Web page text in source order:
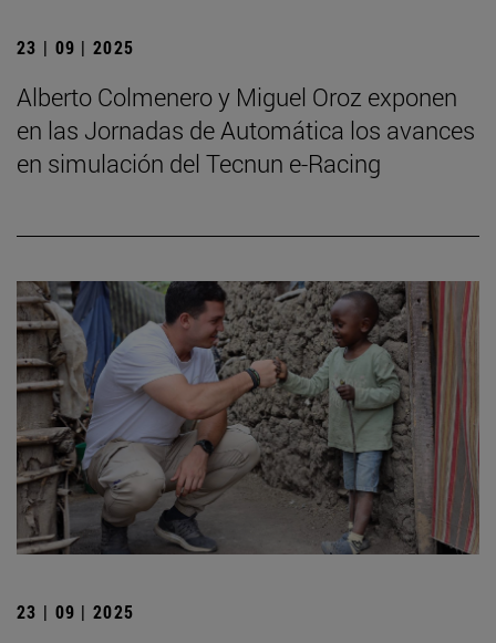
23 | 09 | 2025
Alberto Colmenero y Miguel Oroz exponen
en las Jornadas de Automática los avances
en simulación del Tecnun e-Racing
23 | 09 | 2025